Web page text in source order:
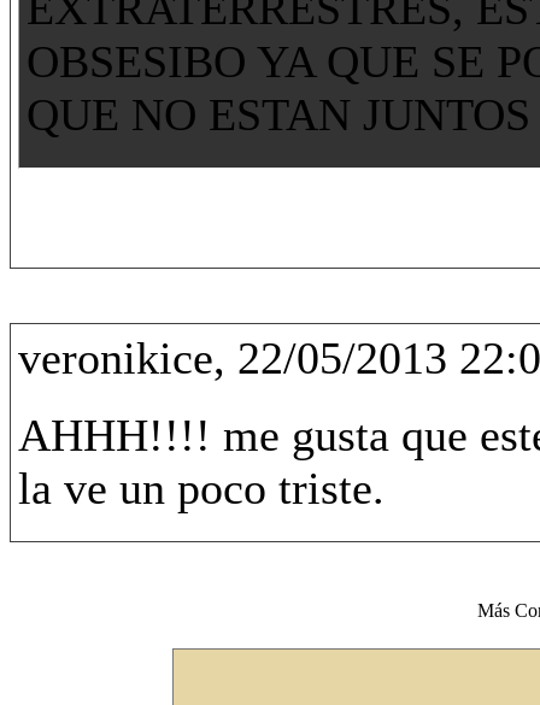
OBSESIBO YA QUE SE
QUE NO ESTAN
veronikice, 22/05/2013
AHHH!!!! me gusta que
la ve un poco triste.
Más